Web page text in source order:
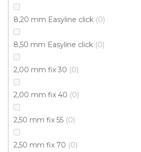
8,20 mm Easyline click 0
8,50 mm Easyline click 0
2,00 mm fix 30 0
2,00 mm fix 40 0
2,50 mm fix 55 0
2,50 mm fix 70 0